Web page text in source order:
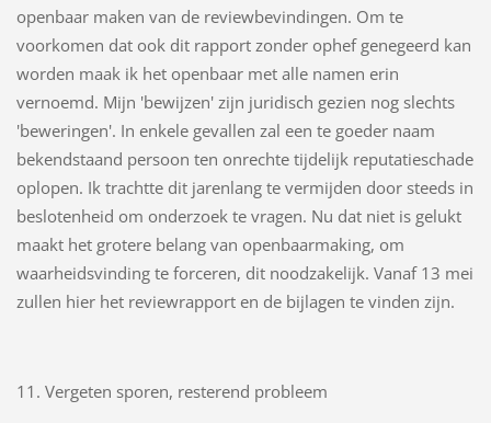
openbaar maken van de reviewbevindingen. Om te
voorkomen dat ook dit rapport zonder ophef genegeerd kan
worden maak ik het openbaar met alle namen erin
vernoemd. Mijn 'bewijzen' zijn juridisch gezien nog slechts
'beweringen'. In enkele gevallen zal een te goeder naam
bekendstaand persoon ten onrechte tijdelijk reputatieschade
oplopen. Ik trachtte dit jarenlang te vermijden door steeds in
beslotenheid om onderzoek te vragen. Nu dat niet is gelukt
maakt het grotere belang van openbaarmaking, om
waarheidsvinding te forceren, dit noodzakelijk. Vanaf 13 mei
zullen hier het reviewrapport en de bijlagen te vinden zijn.
11. Vergeten sporen, resterend probleem